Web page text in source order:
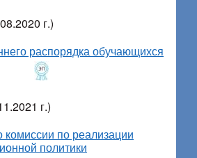
г.)
распорядка обучающихся
г.)
по реализации
политики